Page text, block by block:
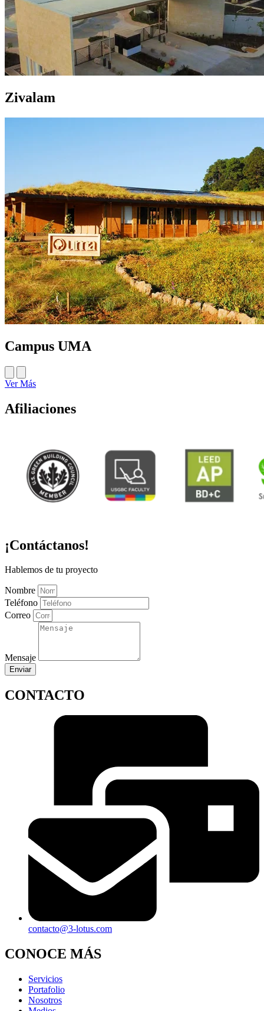
Zivalam
Campus UMA
Ver Más
Afiliaciones
¡Contáctanos!
Hablemos de tu proyecto
Nombre
Teléfono
Correo
Mensaje
Enviar
CONTACTO
contacto@3-lotus.com
CONOCE MÁS
Servicios
Portafolio
Nosotros